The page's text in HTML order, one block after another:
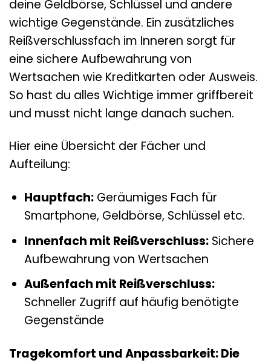
deine Geldbörse, Schlüssel und andere
wichtige Gegenstände. Ein zusätzliches
Reißverschlussfach im Inneren sorgt für
eine sichere Aufbewahrung von
Wertsachen wie Kreditkarten oder Ausweis.
So hast du alles Wichtige immer griffbereit
und musst nicht lange danach suchen.
Hier eine Übersicht der Fächer und
Aufteilung:
Hauptfach:Geräumiges Fach für
Smartphone, Geldbörse, Schlüssel etc.
Innenfach mit Reißverschluss:Sichere
Aufbewahrung von Wertsachen
Außenfach mit Reißverschluss:
Schneller Zugriff auf häufig benötigte
Gegenstände
Tragekomfort und Anpassbarkeit: Die